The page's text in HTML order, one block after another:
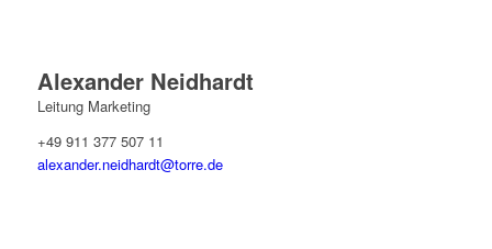
Alexander Neidhardt
Leitung Marketing
+49 911 377 507 11
alexander.neidhardt@torre.de